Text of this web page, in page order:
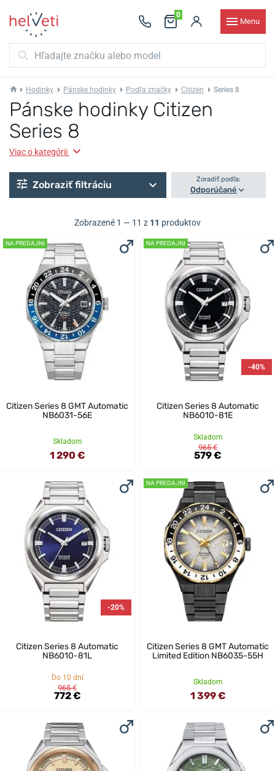
0
Menu
Hodinky Pánske hodinky Podľa značky Citizen Series 8
Pánske hodinky Citizen
Series 8
Viac o kategórii
Zobraziť filtráciu Zoradiť podľa:
Odporúčané
Zobrazené 1 — 11 z 11 produktov
NA PREDAJNI
Citizen Series 8 GMT Automatic
NB6031-56E
Skladom
1 290 €
NA PREDAJNI
-40%
Citizen Series 8 Automatic
NB6010-81E
Skladom
965 €
579 €
-20%
Citizen Series 8 Automatic
NB6010-81L
Do 10 dní
965 €
772 €
NA PREDAJNI
Citizen Series 8 GMT Automatic
Limited Edition NB6035-55H
Skladom
1 399 €